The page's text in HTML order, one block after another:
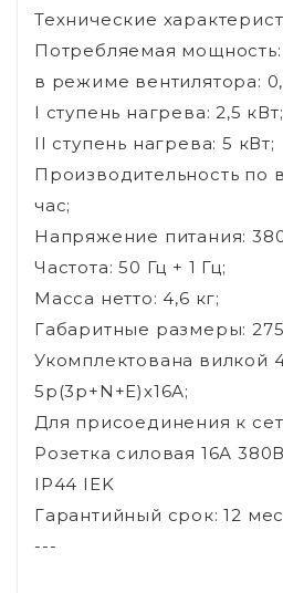
Технические
Потребляемая мощность:
в режиме вентилятора:
I ступень нагрева: 2,5 кВт;
II ступень нагрева: 5 кВт;
Производительность по
час;
Напряжение питания: 380
Частота: 50 Гц + 1 Гц;
Масса нетто: 4,6 кг;
Габаритные размеры:
Укомплектована вилкой
5p(3р+N+E)х16А;
Для присоединения к
Розетка силовая 16А
IP44 IEK
Гарантийный срок: 12
---